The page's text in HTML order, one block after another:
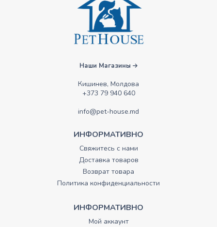
Наши Магазины
Кишинев, Молдова
+373 79 940 640
info@pet-house.md
ИНФОРМАТИВНО
Свяжитесь с нами
Доставка товаров
Возврат товара
Политика конфиденциальности
ИНФОРМАТИВНО
Мой аккаунт